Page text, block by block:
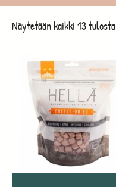
Näytetään kaikki 13 tulosta